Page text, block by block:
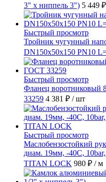
3" х ниппель 3") 5 449 ₽
Быстрый просмотр
Тройник чугунный
DN150х50х150 PN10
Быстрый просмотр
Фланец воротниковый
33259 4 381 ₽ / шт
Быстрый просмотр
Маслобензостойкий
диам. 19мм, -40C,
TITAN LOCK 980 ₽ / м